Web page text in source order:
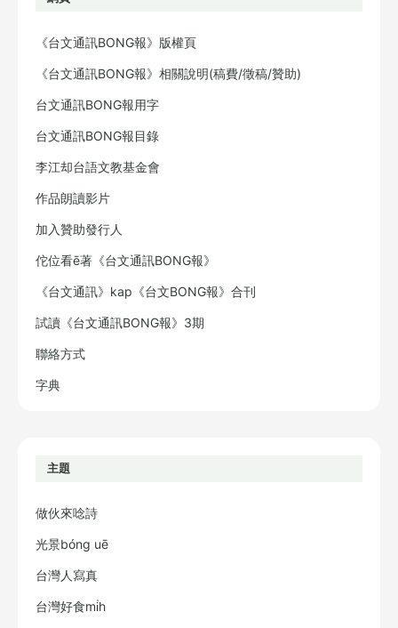
《台文通訊BONG報》版權頁
《台文通訊BONG報》相關說明(稿費/徵稿/贊助)
台文通訊BONG報用字
台文通訊BONG報目錄
李江却台語文教基金會
作品朗讀影片
加入贊助發行人
佗位看ē著《台文通訊BONG報》
《台文通訊》kap《台文BONG報》合刊
試讀《台文通訊BONG報》3期
聯絡方式
字典
主題
做伙來唸詩
光景bóng uē
台灣人寫真
台灣好食mi̍h